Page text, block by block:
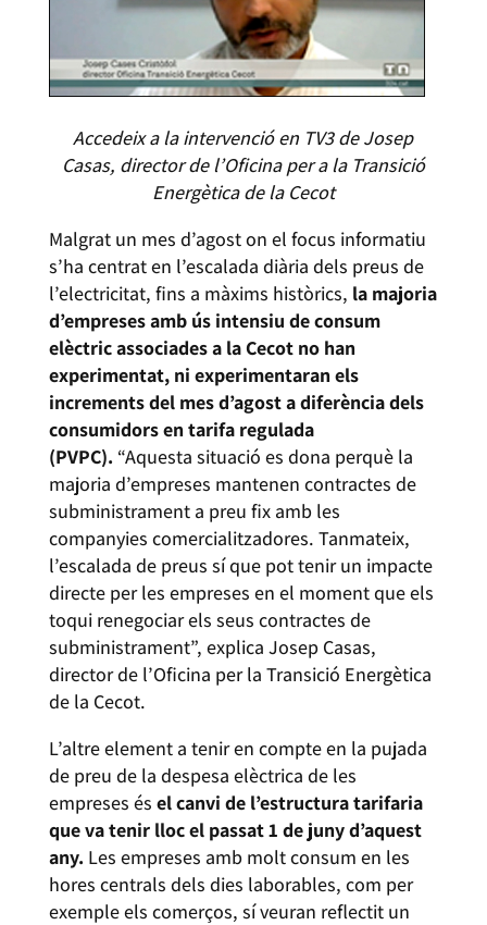
Accedeix a la intervenció en TV3 de Josep
Casas, director de l’Oficina per a la Transició
Energètica de la Cecot
Malgrat un mes d’agost on el focus informatiu
s’ha centrat en l’escalada diària dels preus de
l’electricitat, fins a màxims històrics, la majoria
d’empreses amb ús intensiu de consum
elèctric associades a la Cecot no han
experimentat, ni experimentaran els
increments del mes d’agost a diferència dels
consumidors en tarifa regulada
(PVPC). “Aquesta situació es dona perquè la
majoria d’empreses mantenen contractes de
subministrament a preu fix amb les
companyies comercialitzadores. Tanmateix,
l’escalada de preus sí que pot tenir un impacte
directe per les empreses en el moment que els
toqui renegociar els seus contractes de
subministrament”, explica Josep Casas,
director de l’Oficina per la Transició Energètica
de la Cecot.
L’altre element a tenir en compte en la pujada
de preu de la despesa elèctrica de les
empreses és el canvi de l’estructura tarifaria
que va tenir lloc el passat 1 de juny d’aquest
any. Les empreses amb molt consum en les
hores centrals dels dies laborables, com per
exemple els comerços, sí veuran reflectit un